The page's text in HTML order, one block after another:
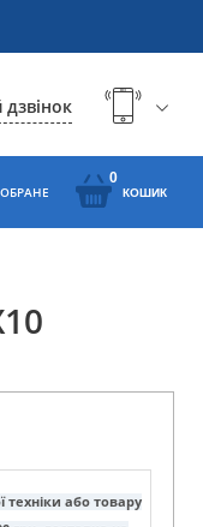
ОБРАНЕ
0
КОШИК
або товару